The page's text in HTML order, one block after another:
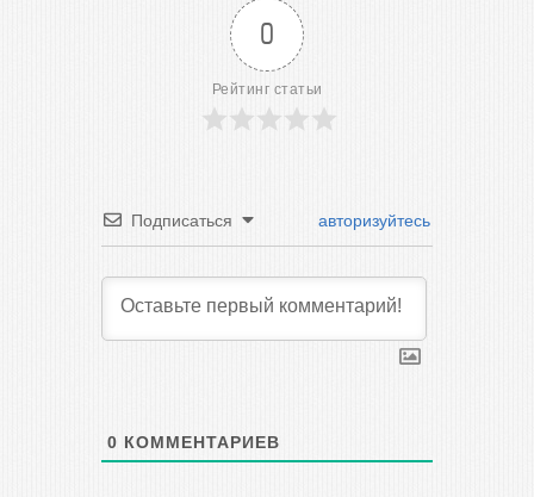
0
Рейтинг статьи
Подписаться авторизуйтесь
0 КОММЕНТАРИЕВ